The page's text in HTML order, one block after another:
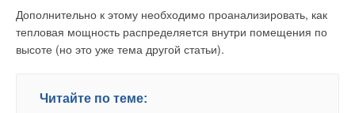
Дополнительно к этому необходимо проанализировать, как
тепловая мощность распределяется внутри помещения по
высоте (но это уже тема другой статьи).
Читайте по теме:
можно удалить или оставить. И при этом даже снимать
краску можно различными способами. Всё это оставляет
лабораториям пространство для маневра при определении
ГОСТ в одной лаборатории и не соответствовать в другой.
интенсивность работы по мере очищения воздуха.
обеспечены в полной заводской готовности, фото 4).